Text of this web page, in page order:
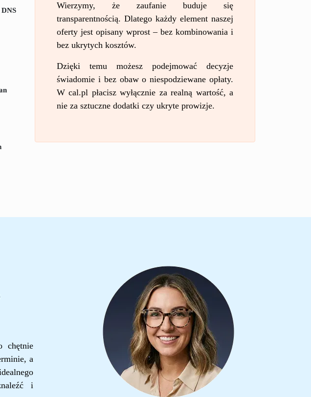
Wierzymy, że zaufanie buduje się
transparentnością. Dlatego każdy element naszej
oferty jest opisany wprost – bez kombinowania i
bez ukrytych kosztów.
Dzięki temu możesz podejmować decyzje
świadomie i bez obaw o niespodziewane opłaty.
W cal.pl płacisz wyłącznie za realną wartość, a
nie za sztuczne dodatki czy ukryte prowizje.
chętnie
a
i